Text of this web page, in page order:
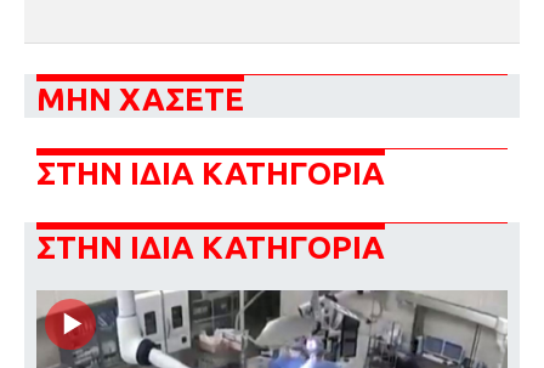
ΜΗΝ ΧΑΣΕΤΕ
ΣΤΗΝ ΙΔΙΑ ΚΑΤΗΓΟΡΙΑ
ΣΤΗΝ ΙΔΙΑ ΚΑΤΗΓΟΡΙΑ